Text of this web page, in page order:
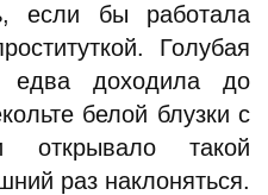
если бы работала
Голубая
едва доходила до
белой блузки с
открывало такой
раз наклоняться.